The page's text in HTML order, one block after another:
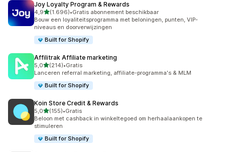
Joy Loyalty Program & Rewards
4,9van 5 sterren
(1.696)
1696 recensies in totaal
•Gratis abonnement beschikbaar
Bouw een loyaliteitsprogramma met beloningen, punten, VIP-
niveaus en doorverwijzingen
Built for Shopify
Affilitrak Affiliate marketing
5,0van 5 sterren
(214)
214 recensies in totaal
•Gratis
Lanceren referral marketing, affiliate-programma's & MLM
Built for Shopify
Koin Store Credit & Rewards
5,0van 5 sterren
(155)
155 recensies in totaal
•Gratis
Beloon met cashback in winkeltegoed om herhaalaankopen te
stimuleren
Built for Shopify